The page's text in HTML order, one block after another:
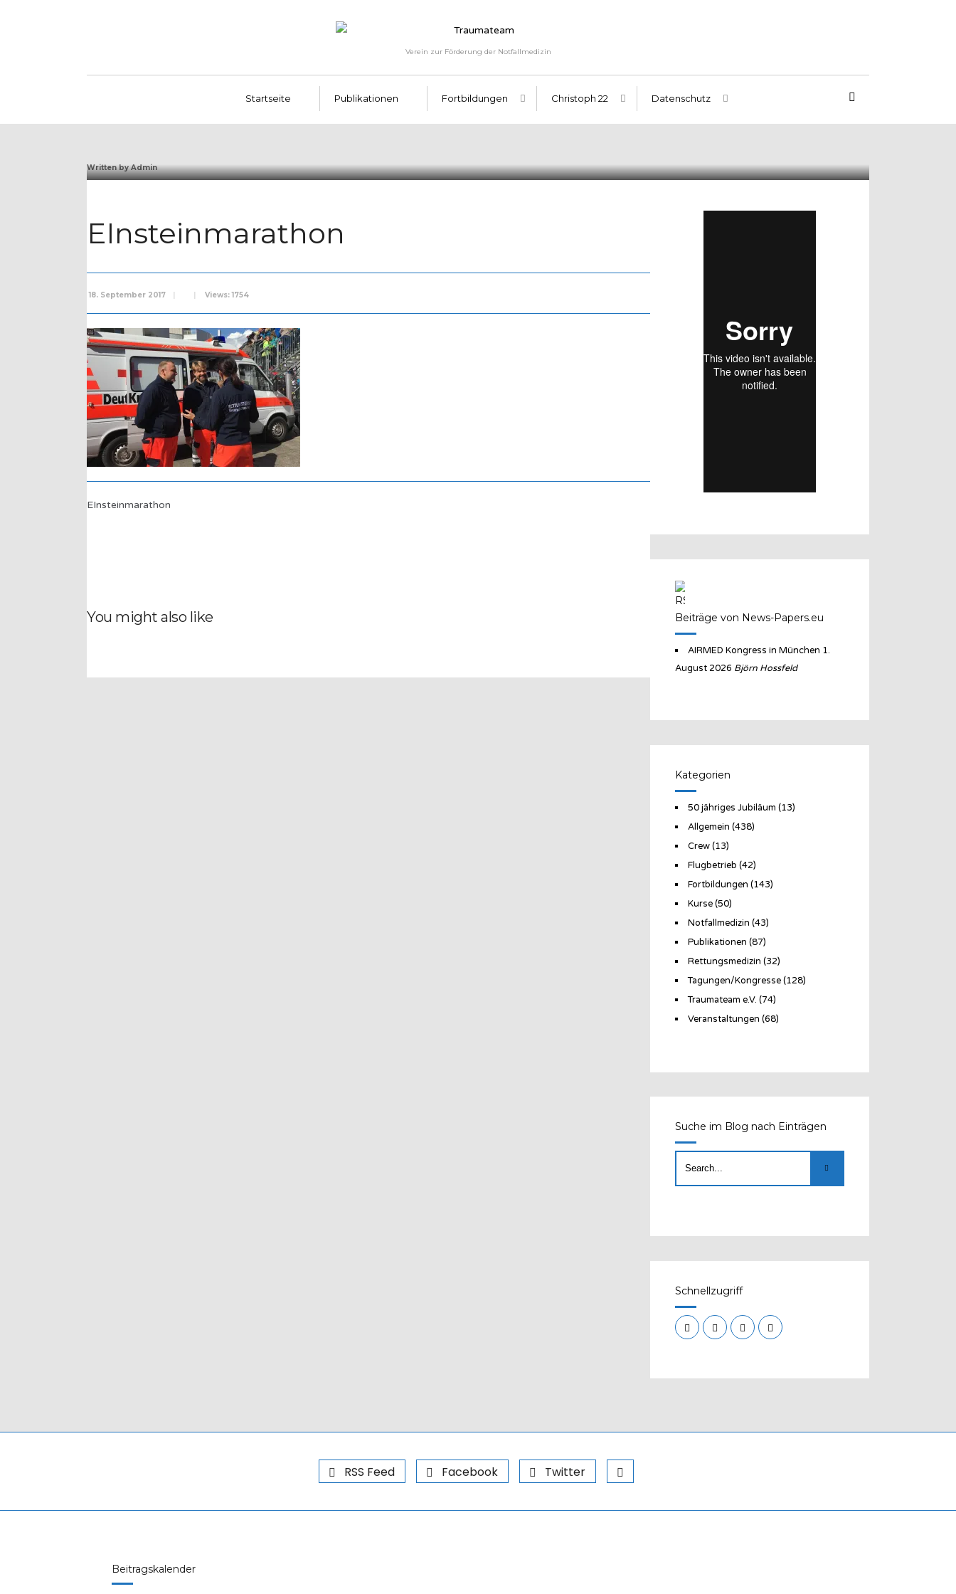
Verein zur Förderung der Notfallmedizin
Startseite Publikationen Fortbildungen Christoph 22 Datenschutz
Written byAdmin
EInsteinmarathon
18. September 2017 | | Views: 1754
EInsteinmarathon
You might also like Beiträge von News-Papers.eu
AIRMED Kongress in München 1.
August 2026 Björn Hossfeld
Kategorien
50 jähriges Jubiläum (13)
Allgemein (438)
Crew(13)
Flugbetrieb (42)
Fortbildungen (143)
Kurse(50)
Notfallmedizin (43)
Publikationen (87)
Rettungsmedizin (32)
Tagungen/Kongresse(128)
Traumateam e.V. (74)
Veranstaltungen (68)
Suche im Blog nach Einträgen
Schnellzugriff
RSS Feed Facebook Twitter
Beitragskalender